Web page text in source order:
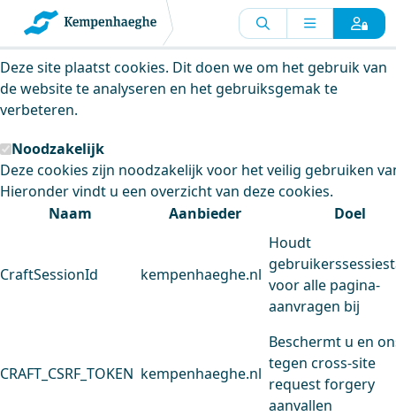
Kempenhaeghe maakt gebruik van
cookies
Deze site plaatst cookies. Dit doen we om het gebruik van
de website te analyseren en het gebruiksgemak te
verbeteren.
Noodzakelijk
Deze cookies zijn noodzakelijk voor het veilig gebruiken
Hieronder vindt u een overzicht van deze cookies.
Naam
Aanbieder Doel
CraftSessionId kempenhaeghe.nl
Houdt
voor alle pagina-
aanvragen bij
CRAFT_CSRF_TOKEN kempenhaeghe.nl
Beschermt u en
tegen cross-site
request forgery
aanvallen